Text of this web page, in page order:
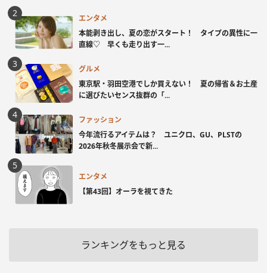
エンタメ
本能剥き出し、夏の恋がスタート！ タイプの異性に一
直線♡ 早くも走り出す一...
グルメ
東京駅・羽田空港でしか買えない！ 夏の帰省＆お土産
に選びたいセンス抜群の「...
ファッション
今年流行るアイテムは？ ユニクロ、GU、PLSTの
2026年秋冬展示会で新...
エンタメ
【第43回】オーラを視てきた
ランキングをもっと見る